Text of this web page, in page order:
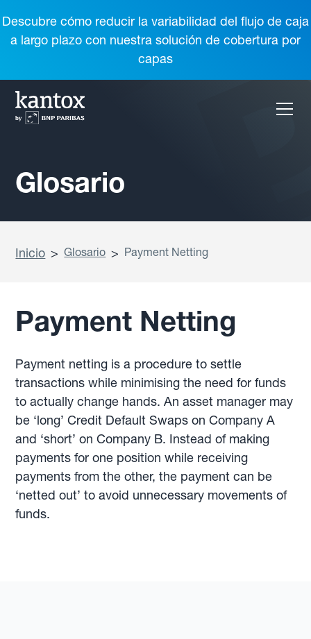
Descubre cómo reducir la variabilidad del flujo de caja
a largo plazo con nuestra solución de cobertura por
capas
Glosario
Inicio > Glosario > Payment Netting
Payment Netting
Payment netting is a procedure to settle
transactions while minimising the need for funds
to actually change hands. An asset manager may
be ‘long’ Credit Default Swaps on Company A
and ‘short’ on Company B. Instead of making
payments for one position while receiving
payments from the other, the payment can be
‘netted out’ to avoid unnecessary movements of
funds.